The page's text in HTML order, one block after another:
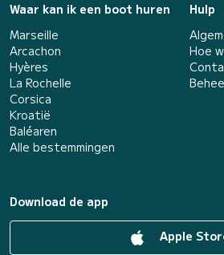
Waar kan ik een boot huren
Marseille
Arcachon
Hyères
La Rochelle
Corsica
Kroatië
Baléaren
Alle bestemmingen
Hulp
Hoe
Download de app
Apple